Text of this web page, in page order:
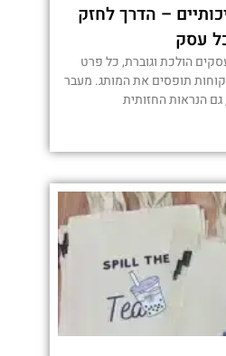
– הדרך לחזק
עסק
הולכת וגוברת, כל פרט
תופסים את המותג. מעבר
הנראות החזותית